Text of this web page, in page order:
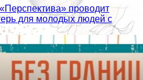
проводит
для молодых людей с